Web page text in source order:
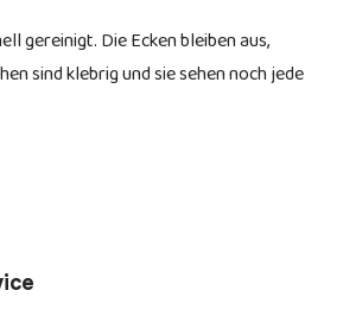
gereinigt. Die Ecken bleiben aus,
sind klebrig und sie sehen noch jede